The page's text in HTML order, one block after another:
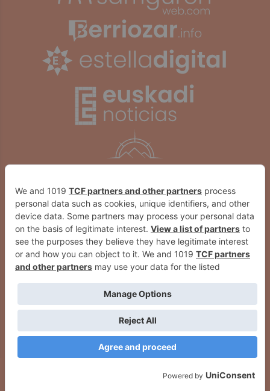
enfrentan los retos de la violencia